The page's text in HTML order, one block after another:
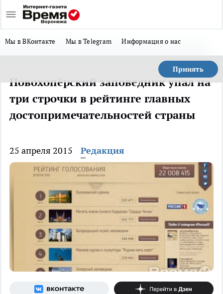
Мы в ВКонтакте Мы в Telegram Информация о нас
Принять
Новохопёрский заповедник упал на
три строчки в рейтинге главных
достопримечательностей страны
25 апреля 2015 Редакция